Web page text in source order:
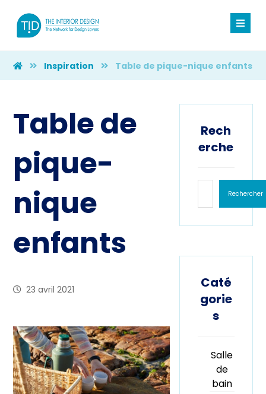
Inspiration Table de pique-nique enfants
Table de
pique-
nique
enfants
23 avril 2021
Rech
erche
Rechercher
Caté
gorie
s
Salle
de
bain